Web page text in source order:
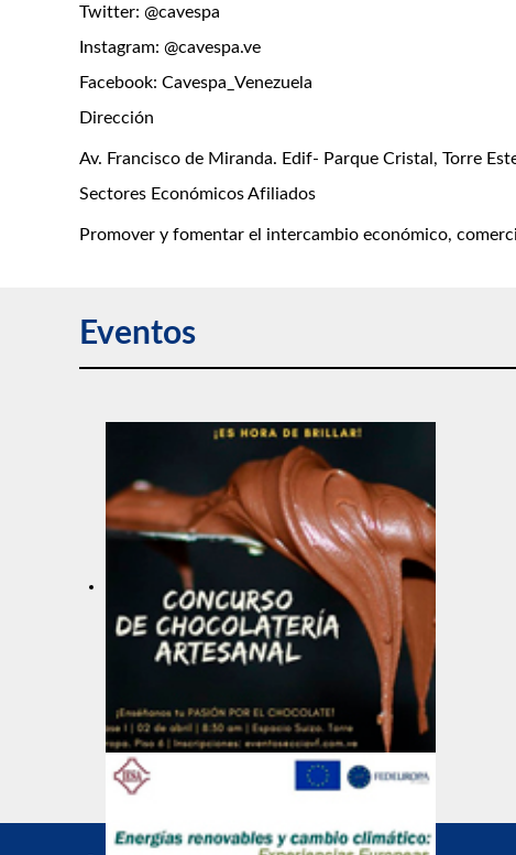
Twitter: @cavespa
Instagram: @cavespa.ve
Facebook: Cavespa_Venezuela
Dirección
Av. Francisco de Miranda. Edif- Parque Cristal, Torre
Sectores Económicos Afiliados
Promover y fomentar el intercambio económico,
Eventos